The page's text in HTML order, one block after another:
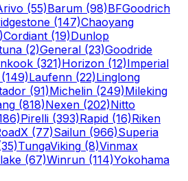
(55)Barum (98)BFGoodrich
(147)Chaoyang
Cordiant (19)Dunlop
(2)General (23)Goodride
(321)Horizon (12)Imperial
(149)Laufenn (22)Linglong
(91)Michelin (249)Mileking
(818)Nexen (202)Nitto
Pirelli (393)Rapid (16)Riken
(77)Sailun (966)Superia
TungaViking (8)Vinmax
(67)Winrun (114)Yokohama